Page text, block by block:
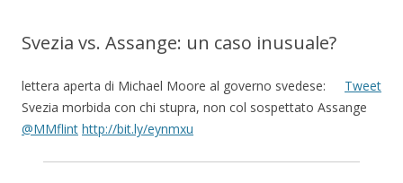
Svezia vs. Assange: un caso inusuale?
Tweet
lettera aperta di Michael Moore al governo svedese:
Svezia morbida con chi stupra, non col sospettato Assange
@MMflint http://bit.ly/eynmxu